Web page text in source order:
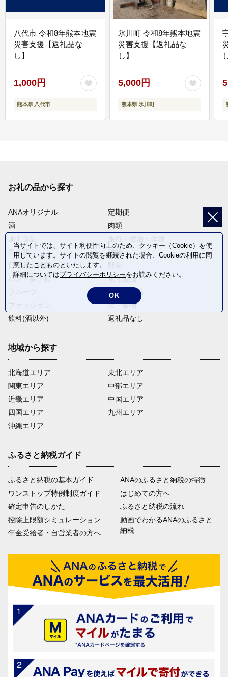
八代市 令和8年熊本地震
災害支援【返礼品な
し】
1,000円
熊本県 八代市
氷川町 令和8年熊本地震
災害支援【返礼品な
し】
5,000円
熊本県 氷川町
お礼の品から探す
ANAオリジナル
定期便
酒
肉類
魚介類
麺類
日用品・雑貨
パン・菓子類
電化製品
卵・乳製品
米・穀物
飲料(酒以外)
返礼品なし
地域から探す
北海道エリア
関東エリア
近畿エリア
四国エリア
沖縄エリア
東北エリア
中部エリア
中国エリア
九州エリア
ふるさと納税ガイド
ふるさと納税の基本ガイド
ワンストップ特例制度ガイド
確定申告のしかた
控除上限額シミュレーション
年金受給者・自営業者の方へ
ANAのふるさと納税の特徴
はじめての方へ
ふるさと納税の流れ
動画でわかるANAのふるさと
納税
当サイトでは、サイト利便性向上のため、クッキー（Cookie）を使
用しています。サイトの閲覧を継続された場合、Cookieの利用に同
意したことものといたします。
詳細についてはプライバシーポリシーをお読みください。
OK